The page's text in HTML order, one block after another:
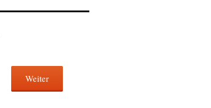
Weiter